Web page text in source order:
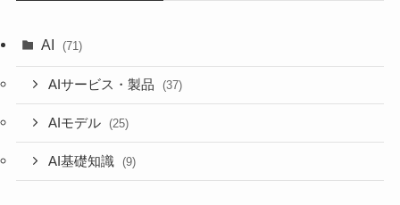
AI (71)
AIサービス・製品 (37)
AIモデル (25)
AI基礎知識 (9)